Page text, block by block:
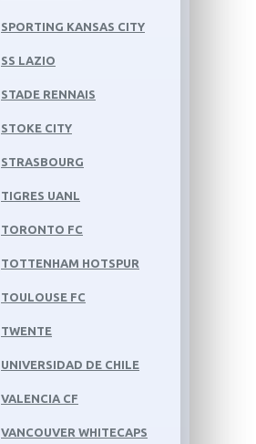
SPORTING KANSAS CITY
SS LAZIO
STADE RENNAIS
STOKE CITY
STRASBOURG
TIGRES UANL
TORONTO FC
TOTTENHAM HOTSPUR
TOULOUSE FC
TWENTE
UNIVERSIDAD DE CHILE
VALENCIA CF
VANCOUVER WHITECAPS